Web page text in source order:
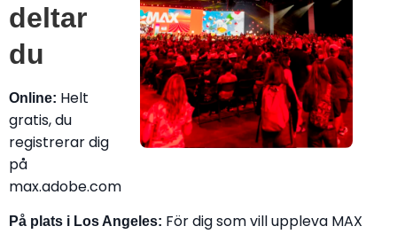
deltar
du
Online: Helt
gratis, du
registrerar dig
på
max.adobe.com
På plats i Los Angeles: För dig som vill uppleva MAX